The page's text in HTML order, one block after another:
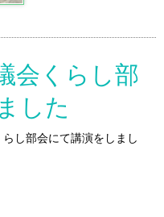
会くらし部
した
し部会にて講演をしまし